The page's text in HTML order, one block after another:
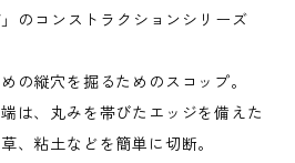
のコンストラクションシリーズ
の縦穴を掘るためのスコップ。
は、丸みを帯びたエッジを備えた
、粘土などを簡単に切断。